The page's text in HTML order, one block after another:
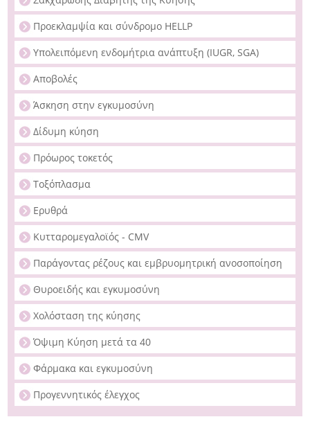
Προεκλαμψία και σύνδρομο HELLP
Υπολειπόμενη ενδομήτρια ανάπτυξη (IUGR, SGA)
Αποβολές
Άσκηση στην εγκυμοσύνη
Δίδυμη κύηση
Πρόωρος τοκετός
Τοξόπλασμα
Ερυθρά
Κυτταρομεγαλοϊός - CMV
Παράγοντας ρέζους και εμβρυομητρική ανοσοποίηση
Θυροειδής και εγκυμοσύνη
Χολόσταση της κύησης
Όψιμη Κύηση μετά τα 40
Φάρμακα και εγκυμοσύνη
Προγεννητικός έλεγχος